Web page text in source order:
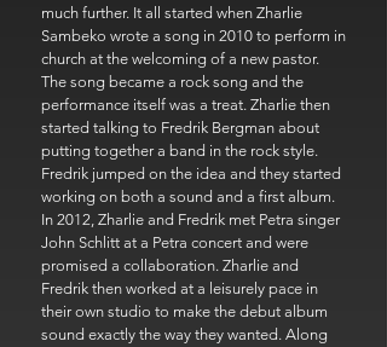
much further. It all started when Zharlie
Sambeko wrote a song in 2010 to perform in
church at the welcoming of a new pastor.
The song became a rock song and the
performance itself was a treat. Zharlie then
started talking to Fredrik Bergman about
putting together a band in the rock style.
Fredrik jumped on the idea and they started
working on both a sound and a first album.
In 2012, Zharlie and Fredrik met Petra singer
John Schlitt at a Petra concert and were
promised a collaboration. Zharlie and
Fredrik then worked at a leisurely pace in
their own studio to make the debut album
sound exactly the way they wanted. Along